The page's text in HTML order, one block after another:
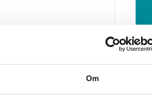
Om
det är ett större rum
detta kan påverka